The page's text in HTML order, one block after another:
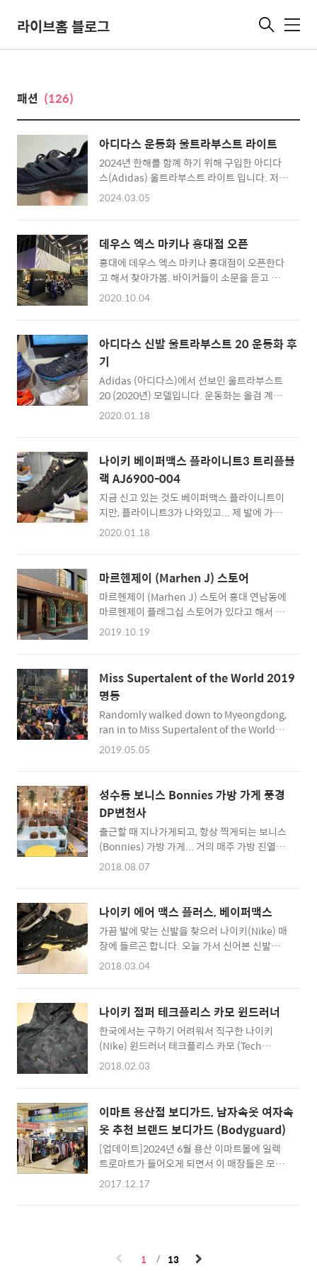
라이브홈 블로그 메
패션 (126)
아디다스 운동화 울트라부스트 라이트
2024년 한해를 함꼐 하기 위해 구입한 아디다
스(Adidas) 울트라부스트 라이트 입니다. 저는
울트라부스트20 시리즈 부터 아디다스 운동화
요. 그렇지만 콜드레디는 어딘가 제 발에는 안맞
는 것 같아서, 울트라부스트 라이트를 선택했습
니다. 아디다스 울트라부스트 라이트
ULTRABOOST LIGHT (GZ5166) 이 신발은 앞
쪽이 살짝 휘어져 올라간 것이 특징입니다. 얼마
디자인이기도 하고, 전체적인 착화감은 편합니
다. 다만 아쉽게도 예전 울트라부스트20 때와
같은 부드러운 재질에서, 조금 더 단단한 느낌으
로 변하고 있네요. 저는 개..
2024.03.05
데우스 엑스 마키나 홍대점 오픈
홍대에 데우스 엑스 마키나 홍대점이 오픈한다
고 해서 찾아가봄. 바이커들이 소문을 듣고 엄청
몰려온 것 같다. 1층은 대략 이렇게 생겼고, 2층
2020.10.04
아디다스 신발 울트라부스트 20 운동화 후
기
Adidas (아디다스)에서 선보인 울트라부스트
20 (2020년) 모델입니다. 운동화는 올검 계열
만 신고 있는데요. 신어보니 발볼이 넓은 편인
시 올검, 블랙 모델에만 가더군요. 왼쪽이 아디
다스 울트라부스트 20 입니다. 오른쪽은 제가
지금 신고 있는 나이키 베이버맥스 플라이니트
구요. ^^ 제 사이스는 270인데 정사이즈가 딱
맞았습니다. 275만 한번 더 신어보고 구입을 결
정할 예정입니다. :) :: 아디다스 울트라부스트
AJ6900-004 아디다스 셔파 플리스 양털 후리
스 집업 자켓 후기 FR5284 남자친구 선물 추
천..
2020.01.18
나이키 베이퍼맥스 플라이니트3 트리플블
랙 AJ6900-004
지금 신고 있는 것도 베이퍼맥스 플라이니트이
지만, 플라이니트3가 나와있고... 제 발에 가장
잘 맞는 신발인 것 같아 언젠가 구입해서 신을
AJ6910-002인 것 같구요 ^^ 왼쪽이 베이퍼맥
스 플라이니트3 트리플블랙 모델입니다. 오른
쪽은 제가 평소에 신고 다니는 플라이니트2(?)
모델이구요. 정 사이즈는 270인데... 발볼이 넓
은 사람들은 반업을 하는 것 같아요. 그래서 저
요. 편하게 신자고 사는 신발인 것을 생각해보면
VaporMax Flyknit3 도 275로 구입할 것 같습
니다. 아무튼, 쿠팡에서 직구할 분들..
2020.01.18
마르헨제이 (Marhen J) 스토어
마르헨제이 (Marhen J) 스토어 홍대 연남동에
마르헨제이 플래그십 스토어가 있다고 해서 가
봤다. 이곳에서 이것저것 구경을 하다가 온라인
서는 꽤 인기가 있는 국산 브랜드라고 한다. * 어
찌되었든 구입한 모델은 상위의 모델 :) :: 마르
헨제이 가방 구입하러 바로가기 :: [관련글] 샤
오미 캐리어 가방 추천, 90분 캐리어 러기지 여
행가방 4세대 직구 하기!
2019.10.19
Miss Supertalent of the World 2019
명동
Randomly walked down to Myeongdong,
ran in to Miss Supertalent of the World
2019 runway. :) It was held right in front
2019.05.05
성수동 보니스 Bonnies 가방 가게 풍경
DP변천사
출근할 때 지나가게되고, 항상 찍게되는 보니스
(Bonnies) 가방 가게... 거의 매주 가방 진열이
조금씩 달라지는 것 같다. 들어가본 적은 없지
2018.5.26 2018.6.5 강아지가 자주 보이는데,
가까이서 찍어본 적은 없다 :) 2018.6.12 그러
다가 7월, 강아지 콜라를 길에서 본 적이 있다.
안녕 콜라~ :) 2018.4.13 2018.4.25 그 이전에
찍어둔 사진도 찾아보려 한다. :) 2018.9.11
지도)에서는 안나오는 장소다. * 2020년 2
월.....
2018.08.07
나이키 에어 맥스 플러스, 베이퍼맥스
가끔 발에 맞는 신발을 찾으러 나이키(Nike) 매
장에 들르곤 합니다. 오늘 가서 신어본 신발은
나이키 에어 맥스 플러스... 갑피 패턴 디자인이
꿈치 부분이 조금 굴곡이 안맞는 것 같아서 구입
을 하지는 않았습니다. 그리고 이번에 나이키 에
어 베이퍼맥스는 이번에 새로운 색상이 나온 것
같아서 한번 더 신어봤죠 ^^ 예쁘긴 하지만 역시
앞쪽 부분이 조금 꽈 끼는 듯한 느낌이 들어서
아쉬워요 :) [관련글] 나이키 점퍼 테크플리스
카모 윈드러너 나이키 우먼 에어맥스1 미드 스
니커부츠, 에어맥스 커맨드 (나이키 여자 신발)
..
2018.03.04
나이키 점퍼 테크플리스 카모 윈드러너
한국에서는 구하기 어려워서 직구한 나이키
(Nike) 윈드러너 테크플리스 카모 (Tech
Fleece Camo Windrunner) 입니다. 다른 컬
835866-021) 품번 835867-021도 똑같은 상
품처럼 보이는데, 어떻게 다른 것인지는 모르겠
습니다만... 더블 지퍼? 듀얼 지퍼? 어쨌든 밑쪽
에서도 열립니다. 보통 이런 후드 점퍼를 입으면
안쪽이 꿀렁해지는데, 밑쪽을 살짝 열어두면 핏
하게 입을 수 있죠 ^^ 살짝 추운 날씨, 쌀쌀한 날
2018.02.03
이마트 용산점 보디가드, 남자속옷 여자속
옷 추천 브랜드 보디가드 (Bodyguard)
[업데이트]2024년 6월 용산 이마트몰에 일렉
트로마트가 들어오게 되면서 이 매장들은 모두
폐점되었습니다.보통 속옷 (언더웨어)는 이마
좋은 이마트 용산점 지하 1층 매장에 보디가드
매장이 생겼기에 간단하게 사진으로 소개해봅
2017.12.17
1 13